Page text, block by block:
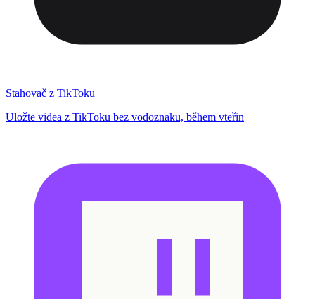
Stahovač z TikToku
Uložte videa z TikToku bez vodoznaku, během vteřin